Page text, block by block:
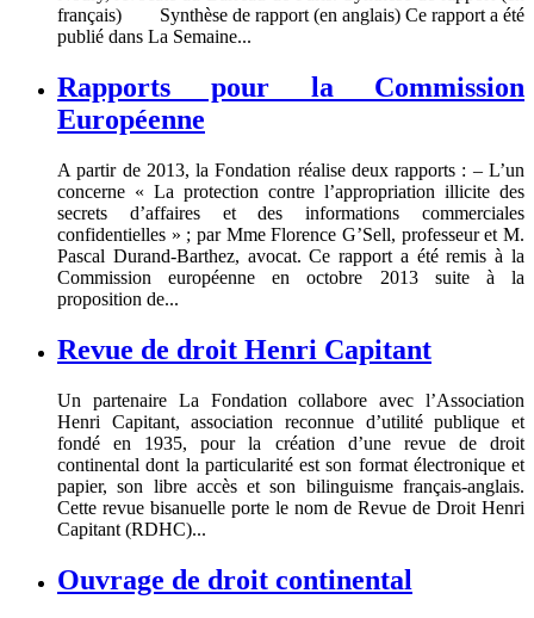
français) Synthèse de rapport (en anglais) Ce rapport a été
publié dans La Semaine...
Rapports pour la Commission
Européenne
A partir de 2013, la Fondation réalise deux rapports : – L’un
concerne « La protection contre l’appropriation illicite des
secrets d’affaires et des informations commerciales
confidentielles » ; par Mme Florence G’Sell, professeur et M.
Pascal Durand-Barthez, avocat. Ce rapport a été remis à la
Commission européenne en octobre 2013 suite à la
proposition de...
Revue de droit Henri Capitant
Un partenaire La Fondation collabore avec l’Association
Henri Capitant, association reconnue d’utilité publique et
fondé en 1935, pour la création d’une revue de droit
continental dont la particularité est son format électronique et
papier, son libre accès et son bilinguisme français-anglais.
Cette revue bisanuelle porte le nom de Revue de Droit Henri
Capitant (RDHC)...
Ouvrage de droit continental